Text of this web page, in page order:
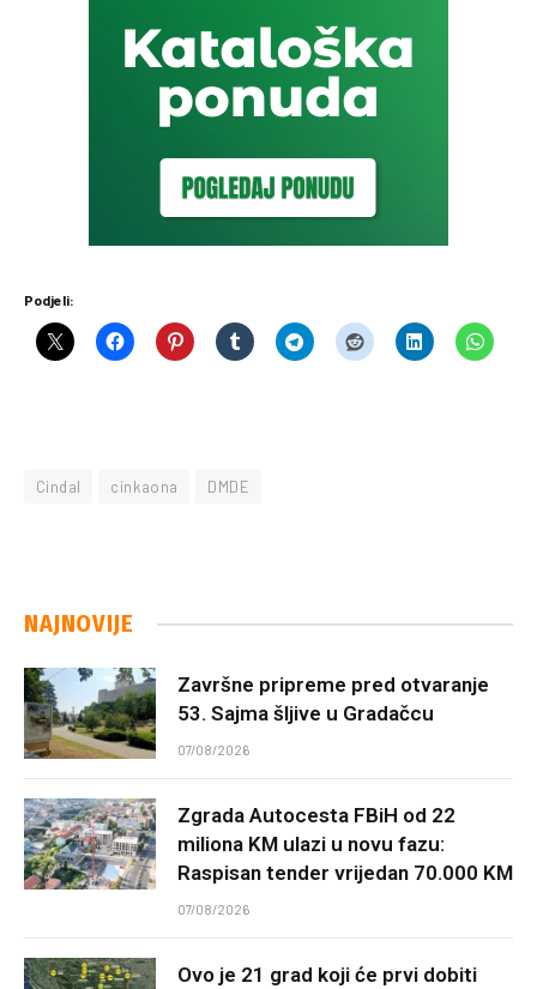
Podjeli:
Cindal cinkaona DMDE
NAJNOVIJE
Završne pripreme pred otvaranje
53. Sajma šljive u Gradačcu
07/08/2026
Zgrada Autocesta FBiH od 22
miliona KM ulazi u novu fazu:
Raspisan tender vrijedan 70.000 KM
07/08/2026
Ovo je 21 grad koji će prvi dobiti